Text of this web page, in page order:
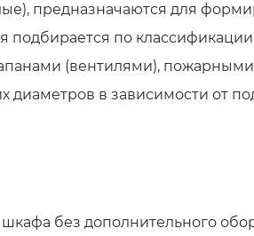
предназначаются для
подбирается по
(вентилями), пожарными
в зависимости от
без дополнительного